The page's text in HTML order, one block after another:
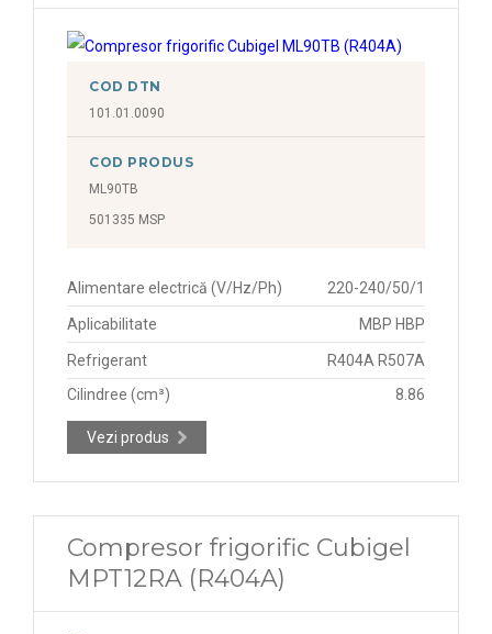
COD DTN
101.01.0090
COD PRODUS
ML90TB
501335 MSP
Alimentare electrică (V/Hz/Ph) 220-240/50/1
Aplicabilitate MBP HBP
Refrigerant
R404A R507A
Cilindree (cm³)
8.86
Vezi produs
Compresor frigorific Cubigel
MPT12RA (R404A)